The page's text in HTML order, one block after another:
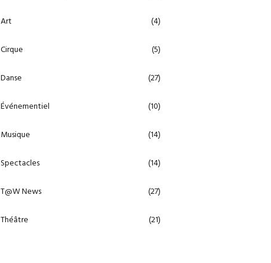
Art (4)
Cirque (5)
Danse (27)
Événementiel (10)
Musique (14)
Spectacles (14)
T@W News (27)
Théâtre (21)